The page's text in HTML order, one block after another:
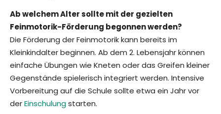
Ab welchem Alter sollte mit der gezielten
Feinmotorik-Förderung begonnen werden?
Die Förderung der Feinmotorik kann bereits im
Kleinkindalter beginnen. Ab dem 2. Lebensjahr können
einfache Übungen wie Kneten oder das Greifen kleiner
Gegenstände spielerisch integriert werden. Intensive
Vorbereitung auf die Schule sollte etwa ein Jahr vor
derEinschulungstarten.